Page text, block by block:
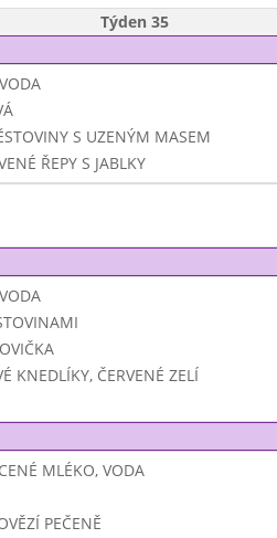
Týden 35
S UZENÝM MASEM
ŘEPY S JABLKY
KNEDLÍKY, ČERVENÉ ZELÍ
MLÉKO, VODA
PEČENĚ